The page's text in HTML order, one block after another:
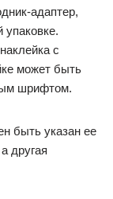
адаптер,
упаковке.
с
может быть
шрифтом.
быть указан ее
другая